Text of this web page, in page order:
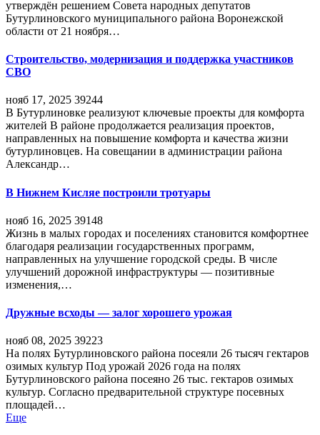
утверждён решением Совета народных депутатов
Бутурлиновского муниципального района Воронежской
области от 21 ноября…
Строительство, модернизация и поддержка участников
СВО
нояб 17, 2025 39244
В Бутурлиновке реализуют ключевые проекты для комфорта
жителей В районе продолжается реализация проектов,
направленных на повышение комфорта и качества жизни
бутурлиновцев. На совещании в администрации района
Александр…
В Нижнем Кисляе построили тротуары
нояб 16, 2025 39148
Жизнь в малых городах и поселениях становится комфортнее
благодаря реализации государственных программ,
направленных на улучшение городской среды. В числе
улучшений дорожной инфраструктуры — позитивные
изменения,…
Дружные всходы — залог хорошего урожая
нояб 08, 2025 39223
На полях Бутурлиновского района посеяли 26 тысяч гектаров
озимых культур Под урожай 2026 года на полях
Бутурлиновского района посеяно 26 тыс. гектаров озимых
культур. Согласно предварительной структуре посевных
площадей…
Еще